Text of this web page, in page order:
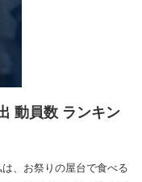
動員数 ランキン
、お祭りの屋台で食べる